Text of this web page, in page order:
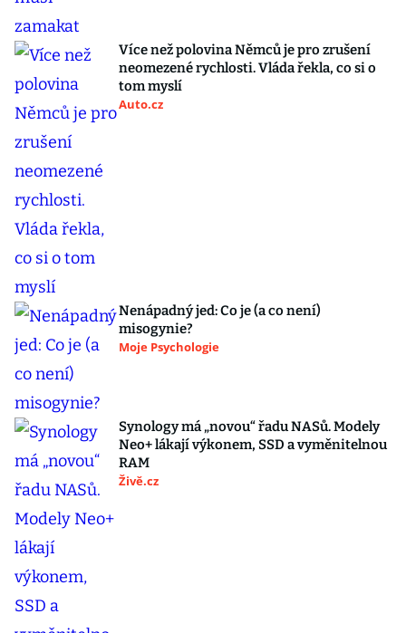
Více než polovina Němců je pro zrušení
neomezené rychlosti. Vláda řekla, co si o
tom myslí
Auto.cz
Nenápadný jed: Co je (a co není)
misogynie?
Moje Psychologie
Synology má „novou“ řadu NASů. Modely
Neo+ lákají výkonem, SSD a vyměnitelnou
RAM
Živě.cz